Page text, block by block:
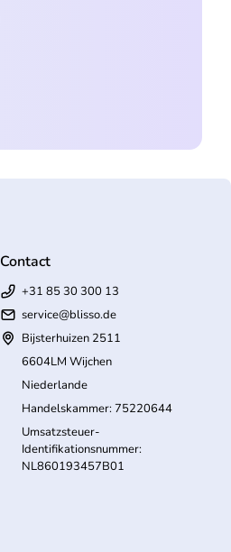
Contact
+31 85 30 300 13
service@blisso.de
Bijsterhuizen 2511
6604LM Wijchen
Niederlande
Handelskammer: 75220644
Umsatzsteuer-
Identifikationsnummer:
NL860193457B01